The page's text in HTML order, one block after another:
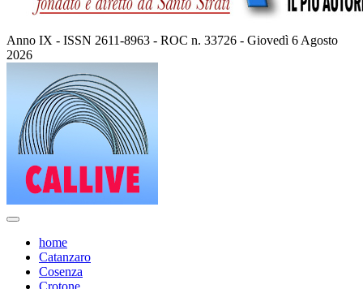
Anno IX - ISSN 2611-8963 - ROC n. 33726 - Giovedì 6 Agosto
2026
home
Catanzaro
Cosenza
Crotone